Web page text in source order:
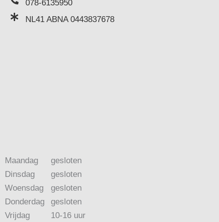
078-6135950
NL41 ABNA 0443837678
Maandag
Dinsdag
Woensdag
Donderdag
Vrijdag
gesloten
gesloten
gesloten
gesloten
10-16 uur